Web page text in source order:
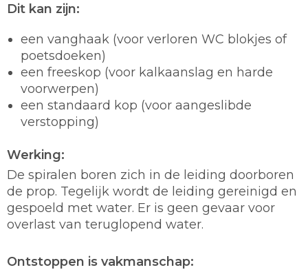
Dit kan zijn:
een vanghaak (voor verloren WC blokjes of
poetsdoeken)
een freeskop (voor kalkaanslag en harde
voorwerpen)
een standaard kop (voor aangeslibde
verstopping)
Werking:
De spiralen boren zich in de leiding doorboren
de prop. Tegelijk wordt de leiding gereinigd en
gespoeld met water. Er is geen gevaar voor
overlast van teruglopend water.
Ontstoppen is vakmanschap: